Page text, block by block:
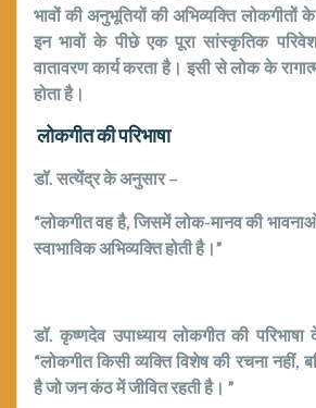
भावों की अनुभूतियों की अभिव्यक्ति लोकगीतों
इन भावों के पीछे एक पूरा सांस्कृतिक
वातावरण कार्य करता है। इसी से लोक के
होता है।
लोकगीत की परिभाषा
डॉ. सत्येंद्र के अनुसार –
“लोकगीत वह है, जिसमें लोक-मानव की
स्वाभाविक अभिव्यक्ति होती है।”
डॉ. कृष्णदेव उपाध्याय लोकगीत की
“लोकगीत किसी व्यक्ति विशेष की रचना नहीं,
है जो जन कंठ में जीवित रहती है। ”